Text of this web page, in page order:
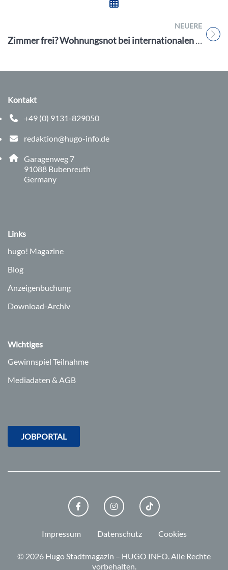
NEUERE
Titel für Beitrag
Zimmer frei? Wohnungsnot bei internationalen Studierenden dramatisch
Kontakt
+49 (0) 9131-829050
Telefonnummer: 0 9 1 3 1 8 2 9 0 5 0
redaktion@hugo-info.de
E-Mail Adresse: redaktion@hugo-info.de
Adresse:
Garagenweg 7
91088 , 9 1 0 8 8
Bubenreuth
Germany
Links
hugo! Magazine
Blog
Anzeigenbuchung
Download-Archiv
Wichtiges
Gewinnspiel Teilnahme
Mediadaten & AGB
JOBPORTAL
FACEBOOKINSTAGRAMTIKTOK
Impressum Datenschutz Cookies
© 2026 Hugo Stadtmagazin – HUGO INFO.Alle Rechte
vorbehalten.